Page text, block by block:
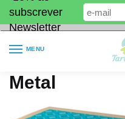
subscrever
Newsletter
MENU
Metal